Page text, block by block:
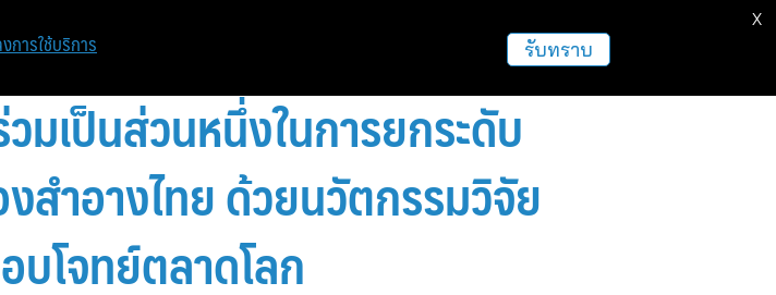
ท่องเที่ยว ฝากข่าวประชาสัมพันธ์
มเป็นส่วนหนึ่งในการยกระดับ
สำอางไทย ด้วยนวัตกรรมวิจัย
โจทย์ตลาดโลก
การใช้บริการ รับทราบ
X